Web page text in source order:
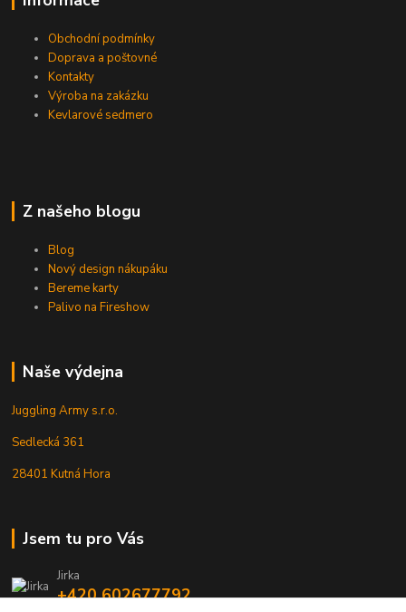
Obchodní podmínky
Doprava a poštovné
Kontakty
Výroba na zakázku
Kevlarové sedmero
Z našeho blogu
Blog
Nový design nákupáku
Bereme karty
Palivo na Fireshow
Naše výdejna
Juggling Army s.r.o.
Sedlecká 361
28401 Kutná Hora
Jsem tu pro Vás
Jirka
+420 602677792